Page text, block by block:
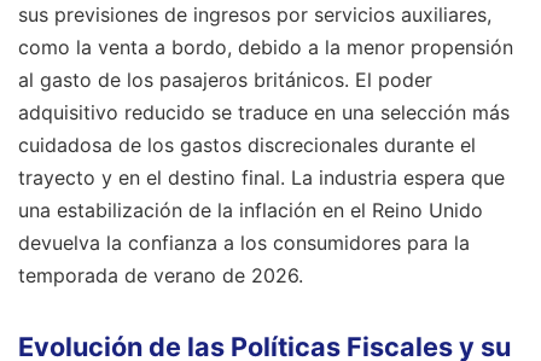
sus previsiones de ingresos por servicios auxiliares,
como la venta a bordo, debido a la menor propensión
al gasto de los pasajeros británicos. El poder
adquisitivo reducido se traduce en una selección más
cuidadosa de los gastos discrecionales durante el
trayecto y en el destino final. La industria espera que
una estabilización de la inflación en el Reino Unido
devuelva la confianza a los consumidores para la
temporada de verano de 2026.
Evolución de las Políticas Fiscales y su